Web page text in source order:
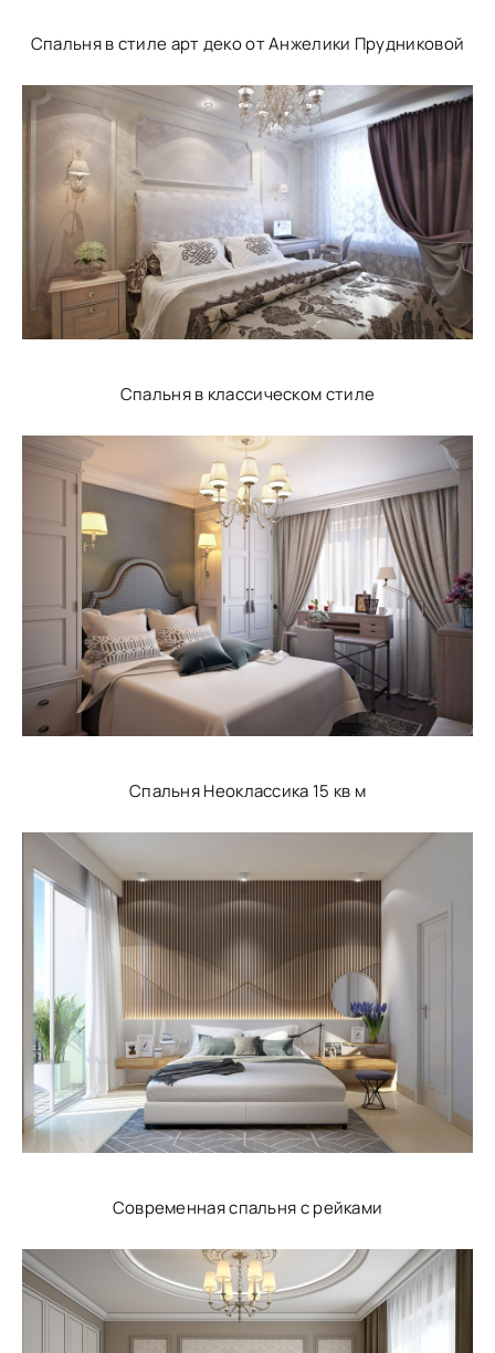
Спальня в стиле арт деко от Анжелики Прудниковой
Спальня в классическом стиле
Спальня Неоклассика 15 кв м
Современная спальня с рейками